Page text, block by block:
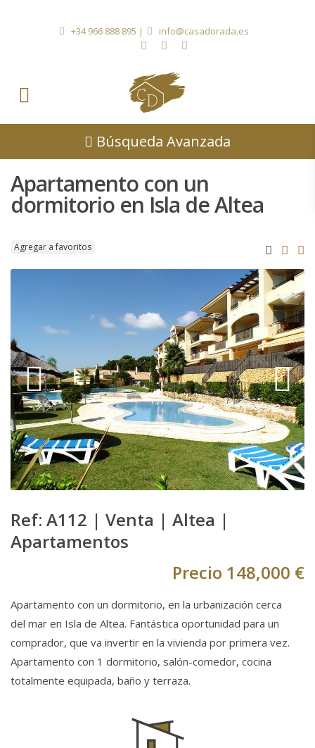
+34 966 888 895 | info@casadorada.es
Búsqueda Avanzada
Apartamento con un
dormitorio en Isla de Altea
Agregar a favoritos
Ref: A112 | Venta | Altea |
Apartamentos
Precio 148,000 €
Apartamento con un dormitorio, en la urbanización cerca
del mar en Isla de Altea. Fantástica oportunidad para un
comprador, que va invertir en la vivienda por primera vez.
Apartamento con 1 dormitorio, salón-comedor, cocina
totalmente equipada, baño y terraza.